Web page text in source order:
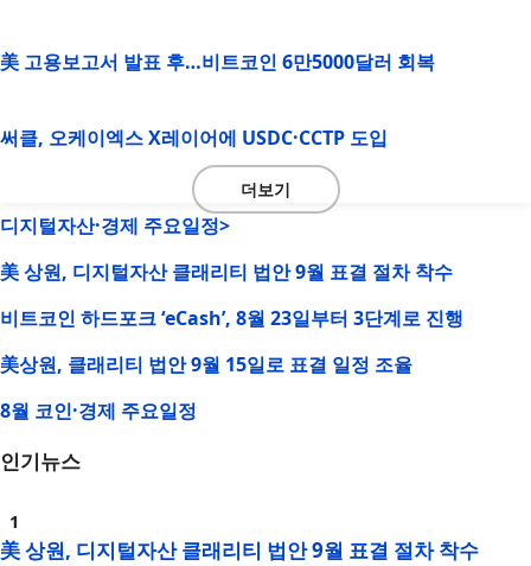
美 고용보고서 발표 후…비트코인 6만5000달러 회복
써클, 오케이엑스 X레이어에 USDC·CCTP 도입
더보기
디지털자산·경제 주요일정>
美 상원, 디지털자산 클래리티 법안 9월 표결 절차 착수
비트코인 하드포크 ‘eCash’, 8월 23일부터 3단계로 진행
美상원, 클래리티 법안 9월 15일로 표결 일정 조율
8월 코인·경제 주요일정
인기뉴스
美 상원, 디지털자산 클래리티 법안 9월 표결 절차 착수